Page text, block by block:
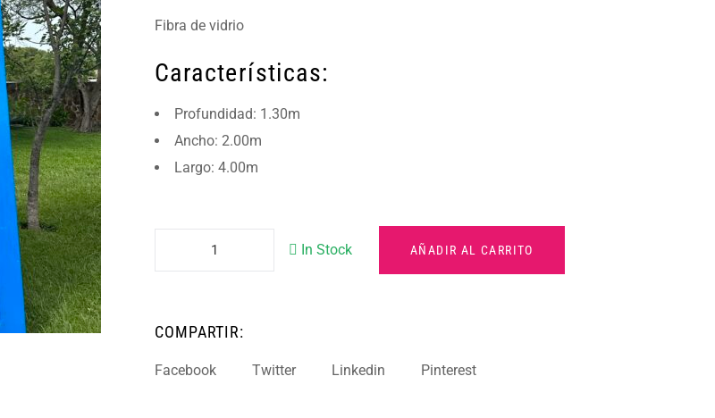
Fibra de vidrio
Características:
Profundidad: 1.30m
Ancho: 2.00m
Largo: 4.00m
In Stock AÑADIR AL CARRITO
COMPARTIR:
Facebook Twitter Linkedin Pinterest